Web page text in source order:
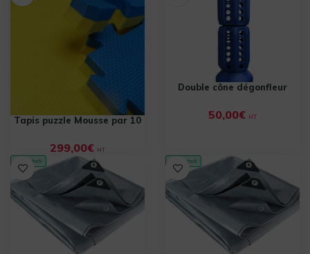
Tapis puzzle Mousse par 10
299,00€ HT
Double cône dégonfleur
50,00€ HT
✓ En stock ✓ En stock